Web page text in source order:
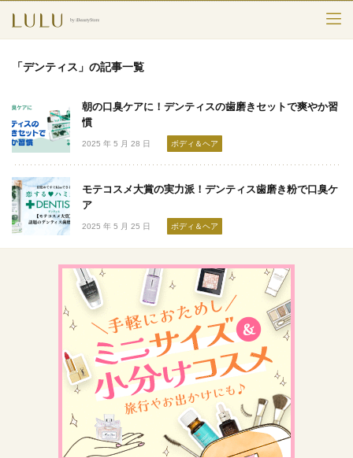
スキンケア
メークアップ
エイジングケア
フレグランス
ボディ＆ヘア
ライフスタイル
検索
「デンティス」の記事一覧
朝の口臭ケアに！デンティスの歯磨きセットで爽やか習
慣
2025 年 5 月 28 日 ボディ＆ヘア
モテコスメ大賞の実力派！デンティス歯磨き粉で口臭ケ
ア
2025 年 5 月 25 日 ボディ＆ヘア